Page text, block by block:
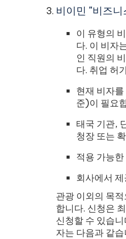
비이민 "비즈
이 유형의
다. 이 비자
인 직원의
다. 취업 허
현재 비자
준)이 필요
태국 기관,
청장 또는
적용 가능
회사에서
관광 이외의 목
합니다. 신청은
신청할 수 있습
자는 다음과 같습